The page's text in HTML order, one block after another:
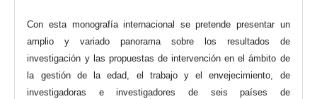
Con esta monografía internacional se pretende presentar un
amplio y variado panorama sobre los resultados de
investigación y las propuestas de intervención en el ámbito de
la gestión de la edad, el trabajo y el envejecimiento, de
investigadoras e investigadores de seis países de